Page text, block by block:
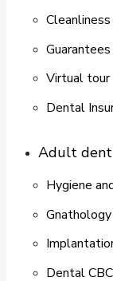
Virtual tour
Dental
Adult
Hygiene
Gnathology
Dental